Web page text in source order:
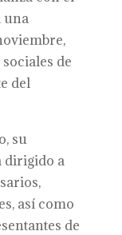
una
de
del
su
dirigido a
así como
de